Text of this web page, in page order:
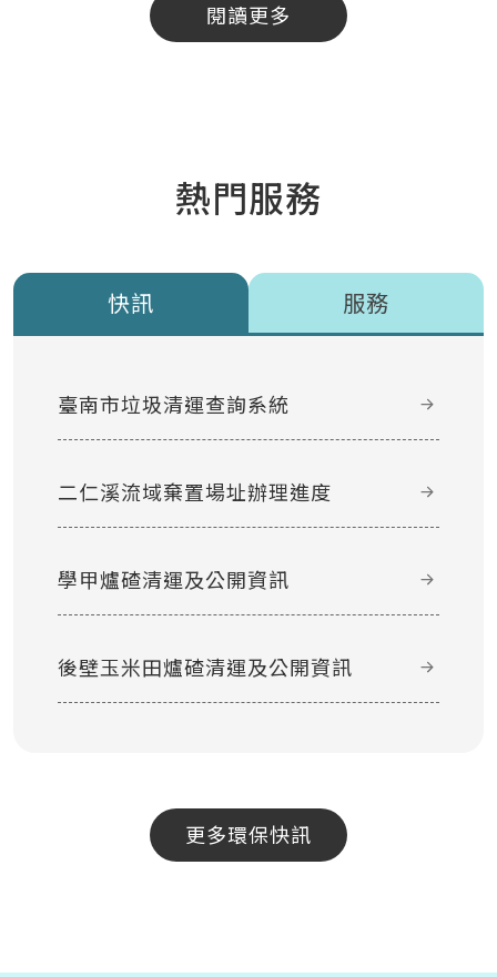
閱讀更多
熱門服務
快訊 服務
臺南市垃圾清運查詢系統
二仁溪流域棄置場址辦理進度
學甲爐碴清運及公開資訊
後壁玉米田爐碴清運及公開資訊
更多環保快訊